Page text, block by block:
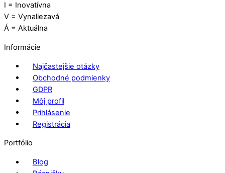
I = Inovatívna
V = Vynaliezavá
Á = Aktuálna
Informácie
Najčastejšie otázky
Obchodné podmienky
GDPR
Môj profil
Prihlásenie
Registrácia
Portfólio
Blog